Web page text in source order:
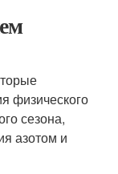
физического
сезона,
азотом и